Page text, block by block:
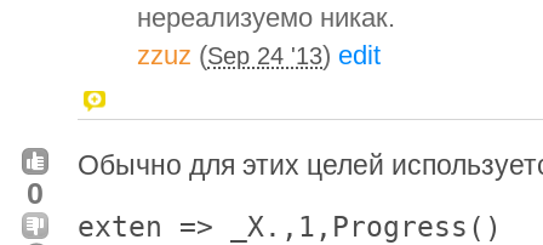
нереализуемо никак.
zzuz (Sep 24 '13) edit
0
Обычно для этих целей
exten => _X.,1,Progress()